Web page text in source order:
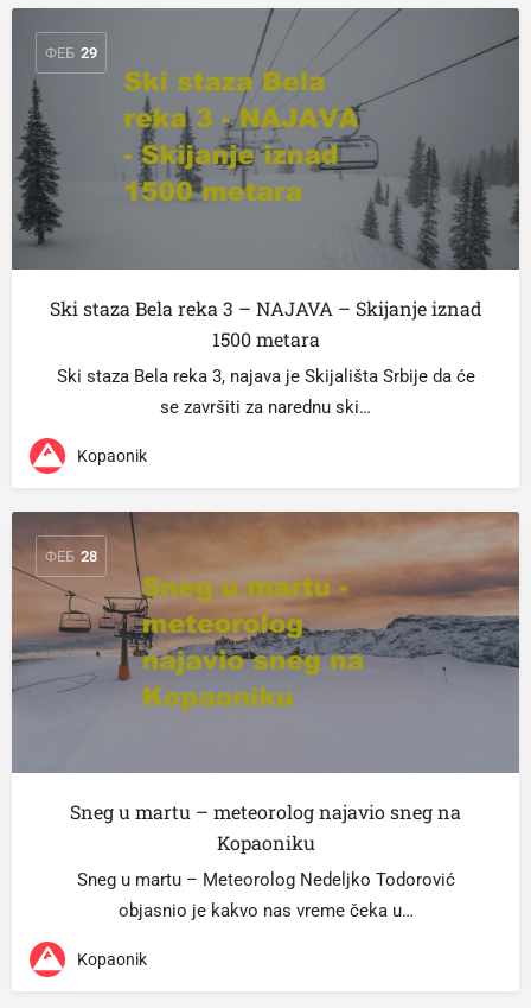
ФЕБ 29
Ski staza Bela reka 3 – NAJAVA – Skijanje iznad
1500 metara
Ski staza Bela reka 3, najava je Skijališta Srbije da će
se završiti za narednu ski…
Kopaonik
ФЕБ 28
Sneg u martu – meteorolog najavio sneg na
Kopaoniku
Sneg u martu – Meteorolog Nedeljko Todorović
objasnio je kakvo nas vreme čeka u…
Kopaonik